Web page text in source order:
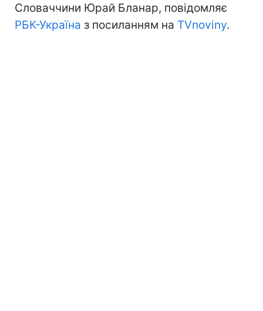
Словаччини Юрай Бланар, повідомляє
РБК-Україна з посиланням на TVnoviny.